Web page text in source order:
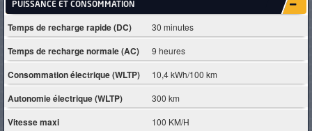
PUISSANCE ET CONSOMMATION
Temps de recharge rapide (DC) 30 minutes
Temps de recharge normale (AC) 9 heures
Consommation électrique (WLTP) 10,4 kWh/100 km
Autonomie électrique (WLTP) 300 km
Vitesse maxi 100 KM/H